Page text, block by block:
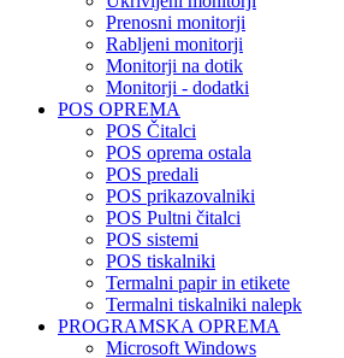
Prenosni monitorji
Rabljeni monitorji
Monitorji na dotik
Monitorji - dodatki
POS OPREMA
POS Čitalci
POS oprema ostala
POS predali
POS prikazovalniki
POS Pultni čitalci
POS sistemi
POS tiskalniki
Termalni papir in etikete
Termalni tiskalniki nalepk
PROGRAMSKA OPREMA
Microsoft Windows